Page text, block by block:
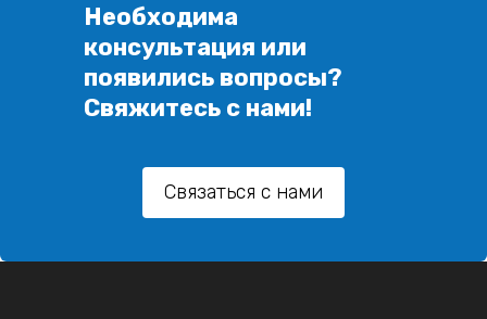
Необходима
консультация или
появились вопросы?
Свяжитесь с нами!
Связаться с нами